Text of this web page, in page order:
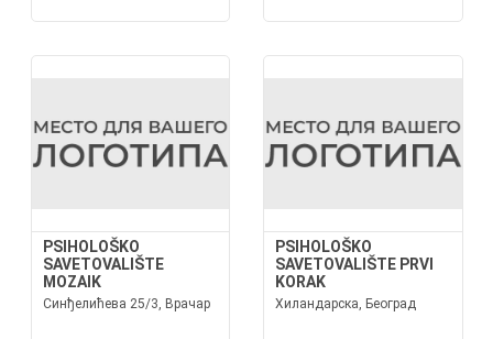
PSIHOLOŠKO
SAVETOVALIŠTE
MOZAIK
Синђелићева 25/3, Врачар
PSIHOLOŠKO
SAVETOVALIŠTE PRVI
KORAK
Хиландарска, Београд